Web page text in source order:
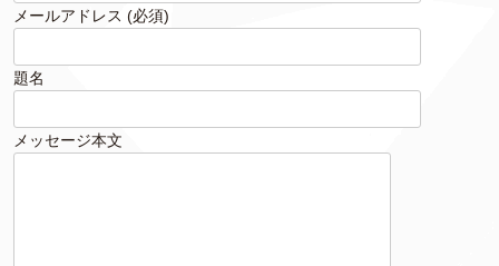
メールアドレス (必須)
題名
メッセージ本文